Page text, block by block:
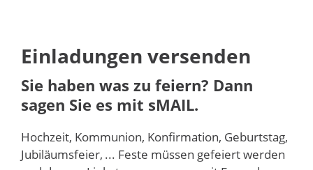
Einladungen versenden
Sie haben was zu feiern? Dann
sagen Sie es mit sMAIL.
Hochzeit, Kommunion, Konfirmation, Geburtstag,
Jubiläumsfeier, ... Feste müssen gefeiert werden